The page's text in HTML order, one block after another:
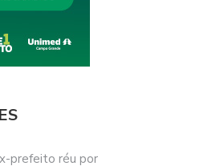
prefeito réu por